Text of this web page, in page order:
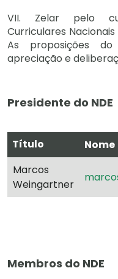
VII. Zelar pelo
Curriculares
As proposições
apreciação e
Presidente do NDE
Título Nome
Marcos
Weingartner
Membros do NDE